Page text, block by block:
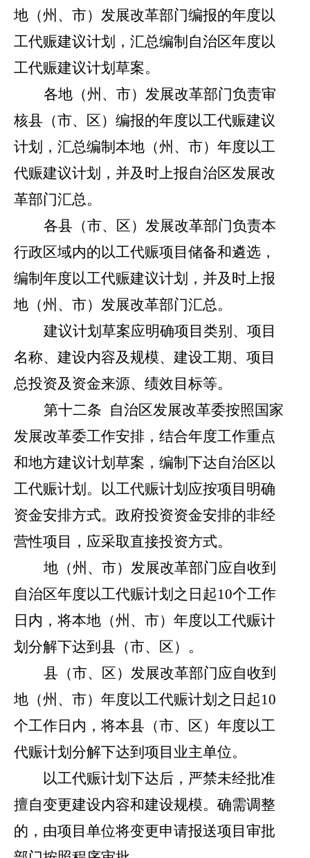
地 （州、市）发展改革部门编报的年度以
工代赈建议计划，汇总编制自治区年度以
工代赈建议计划草案。
各地（州、市）发展改革部门负责审
核县（市、区）编报的年度以工代赈建议
计划，汇总编制本地（州、市）年度以工
代赈建议计划，并及时上报自治区发展改
革部门汇总。
各县（市、区）发展改革部门负责本
行政区域内的以工代赈项目储备和遴选，
编制年度以工代赈建议计划，并及时上报
地（州、市）发展改革部门汇总。
建议计划草案应明确项目类别、项目
名称、建设内容及规模、建设工期、项目
总投资及资金来源、绩效目标等。
第十二条 自治区发展改革委按照国家
发展改革委工作安排，结合年度工作重点
和地方建议计划草案，编制下达自治区以
工代赈计划。以工代赈计划应按项目明确
资金安排方式。政府投资资金安排的非经
营性项目，应采取直接投资方式。
地（州、市）发展改革部门应自收到
自治区年度以工代赈计划之日起10个工作
日内，将本地（州、市）年度以工代赈计
划分解下达到县（市、区）。
县（市、区）发展改革部门应自收到
地（州、市）年度以工代赈计划之日起10
个工作日内，将本县（市、区）年度以工
代赈计划分解下达到项目业主单位。
以工代赈计划下达后，严禁未经批准
擅自变更建设内容和建设规模。确需调整
的，由项目单位将变更申请报送项目审批